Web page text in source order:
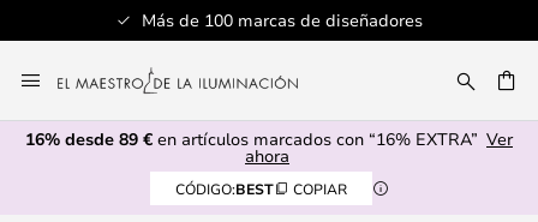
Más de 100 marcas de diseñadores
al
contenido
16% desde 89 € en artículos marcados con “16% EXTRA” Ver
ahora
CÓDIGO:BEST COPIAR